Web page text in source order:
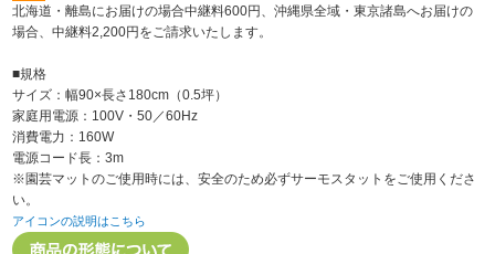
北海道・離島にお届けの場合中継料600円、沖縄県全域・東京諸島へお届けの
場合、中継料2,200円をご請求いたします。
■規格
サイズ：幅90×長さ180cm（0.5坪）
家庭用電源：100V・50／60Hz
消費電力：160W
電源コード長：3m
※園芸マットのご使用時には、安全のため必ずサーモスタットをご使用くださ
い。
アイコンの説明はこちら